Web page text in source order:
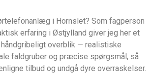
i Hornslet? Som fagperson
erfaring i Østjylland giver jeg her et
overblik — realistiske
faldgruber og præcise spørgsmål, så
tilbud og undgå dyre overraskelser.